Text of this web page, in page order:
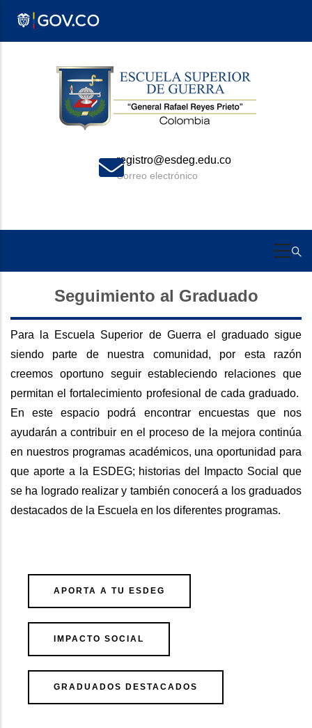
registro@esdeg.edu.co
Correo electrónico
Seguimiento al Graduado
Para la Escuela Superior de Guerra el graduado sigue
siendo parte de nuestra comunidad, por esta razón
creemos oportuno seguir estableciendo relaciones que
permitan el fortalecimiento profesional de cada graduado.
En este espacio podrá encontrar encuestas que nos
ayudarán a contribuir en el proceso de la mejora continúa
en nuestros programas académicos, una oportunidad para
que aporte a la ESDEG; historias del Impacto Social que
se ha logrado realizar y también conocerá a los graduados
destacados de la Escuela en los diferentes programas.
APORTA A TU ESDEG
IMPACTO SOCIAL
GRADUADOS DESTACADOS